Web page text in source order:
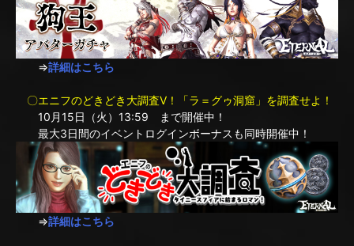
⇒詳細はこちら
〇エニフのどきどき大調査V！「ラ＝グゥ洞窟」を調査せよ！
10月15日（火）13:59 まで開催中！
最大3日間のイベントログインボーナスも同時開催中！
⇒詳細はこちら